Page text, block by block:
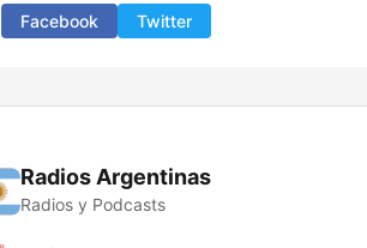
Facebook Twitter
Radios Argentinas
Radios y Podcasts